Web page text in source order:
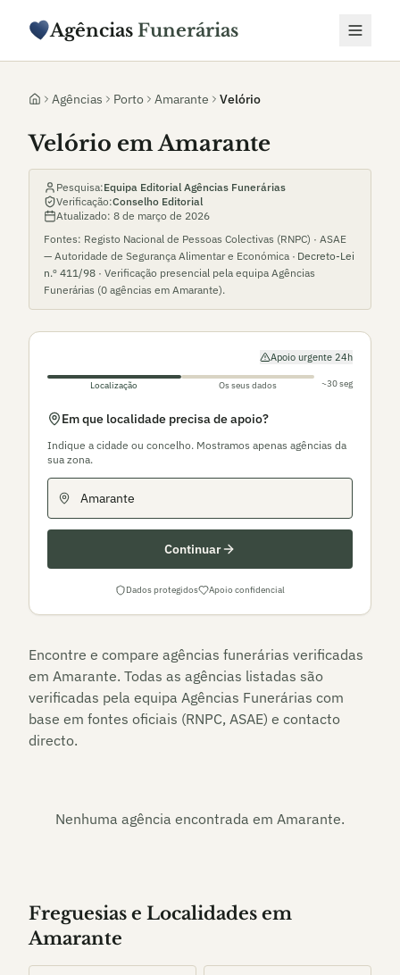
Agências Funerárias
Agências Porto Amarante Velório
Velório em Amarante
Pesquisa:Equipa Editorial Agências Funerárias
Verificação:Conselho Editorial
Atualizado: 8 de março de 2026
Fontes: Registo Nacional de Pessoas Colectivas (RNPC) · ASAE
— Autoridade de Segurança Alimentar e Económica · Decreto-Lei
n.º 411/98 · Verificação presencial pela equipa Agências
Funerárias (0 agências em Amarante).
Apoio urgente 24h
Localização Os seus dados ~30 seg
Em que localidade precisa de apoio?
Indique a cidade ou concelho. Mostramos apenas agências da
sua zona.
Continuar
Dados protegidos Apoio confidencial
Encontre e compare agências funerárias verificadas
em Amarante. Todas as agências listadas são
verificadas pela equipa Agências Funerárias com
base em fontes oficiais (RNPC, ASAE) e contacto
directo.
Nenhuma agência encontrada em Amarante.
Freguesias e Localidades em
Amarante